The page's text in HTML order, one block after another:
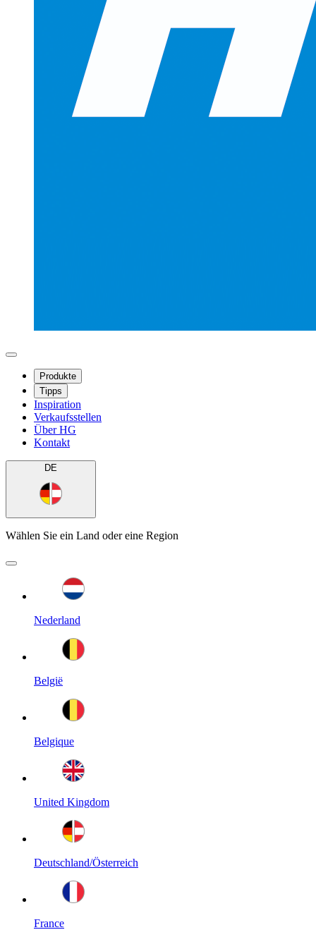
Produkte
Tipps
Inspiration
Verkaufsstellen
Über HG
Kontakt
DE
Wählen Sie ein Land oder eine Region
Nederland
België
Belgique
United Kingdom
Deutschland/Österreich
France